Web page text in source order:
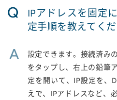
Q
IPアドレスを固定
定手順を教えてくだ
A
設定できます。接続済み
をタップし、右上の鉛筆
定を開いて、IP設定を、
えで、IPアドレスなど、